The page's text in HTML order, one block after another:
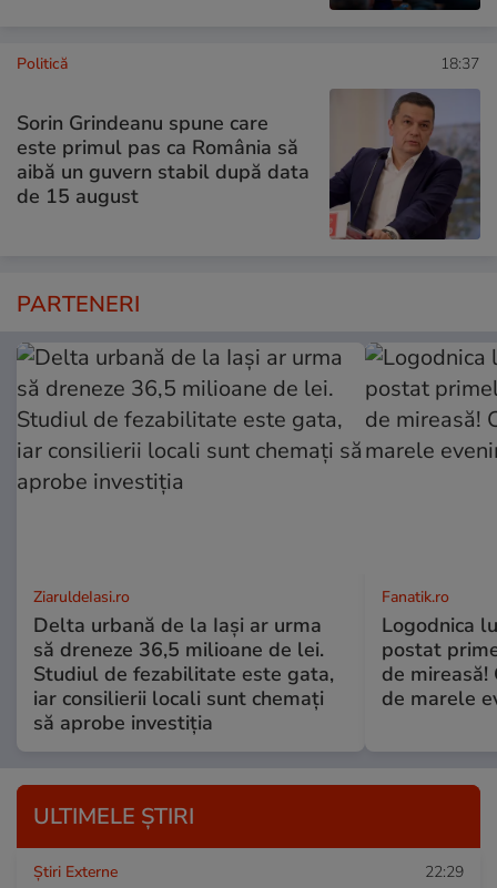
Politică 18:37
Sorin Grindeanu spune care
este primul pas ca România să
aibă un guvern stabil după data
de 15 august
PARTENERI
ZiaruldeIasi.ro
Delta urbană de la Iași ar urma
să dreneze 36,5 milioane de lei.
Studiul de fezabilitate este gata,
iar consilierii locali sunt chemați
să aprobe investiția
Fanatik.ro
Logodnica
postat
de
de marele
ULTIMELE ȘTIRI
Știri Externe 22:29